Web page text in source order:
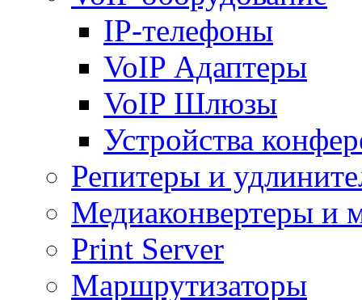
IP-телефоны
VoIP Адаптеры
VoIP Шлюзы
Устройства
Репитеры и
Медиаконвертеры и
Print Server
Маршрутизаторы